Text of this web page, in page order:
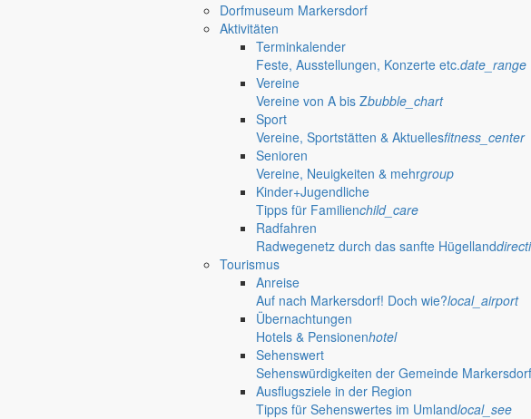
Dorfmuseum Markersdorf
Aktivitäten
Terminkalender
Feste, Ausstellungen, Konzerte etc.date_range
Vereine
Vereine von A bis Zbubble_chart
Sport
Vereine, Sportstätten & Aktuellesfitness_center
Senioren
Vereine, Neuigkeiten & mehrgroup
Kinder+Jugendliche
Tipps für Familienchild_care
Radfahren
Radwegenetz durch das sanfte Hügelland
Tourismus
Anreise
Auf nach Markersdorf! Doch wie?local_airport
Übernachtungen
Hotels & Pensionenhotel
Sehenswert
Sehenswürdigkeiten der Gemeinde Markersdorf
Ausflugsziele in der Region
Tipps für Sehenswertes im Umlandlocal_see